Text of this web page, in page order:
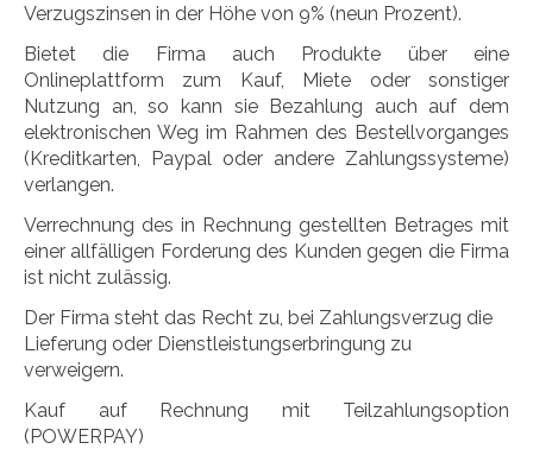
Verzugszinsen in der Höhe von 9% (neun Prozent).
Bietet die Firma auch Produkte über eine
Onlineplattform zum Kauf, Miete oder sonstiger
Nutzung an, so kann sie Bezahlung auch auf dem
elektronischen Weg im Rahmen des Bestellvorganges
(Kreditkarten, Paypal oder andere Zahlungssysteme)
verlangen.
Verrechnung des in Rechnung gestellten Betrages mit
einer allfälligen Forderung des Kunden gegen die Firma
ist nicht zulässig.
Der Firma steht das Recht zu, bei Zahlungsverzug die
Lieferung oder Dienstleistungserbringung zu
verweigern.
Kauf auf Rechnung mit Teilzahlungsoption
(POWERPAY)